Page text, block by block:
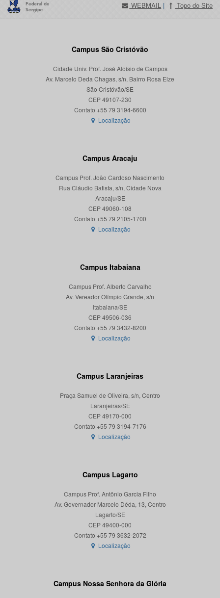
WEBMAIL | Topo do Site
Campus São Cristóvão
Cidade Univ. Prof. José Aloísio de Campos
Av. Marcelo Deda Chagas, s/n, Bairro Rosa Elze
São Cristóvão/SE
CEP 49107-230
Localização
Campus Aracaju
Campus Prof. João Cardoso Nascimento
Rua Cláudio Batista, s/n, Cidade Nova
Aracaju/SE
CEP 49060-108
Localização
Campus Itabaiana
Campus Prof. Alberto Carvalho
Av. Vereador Olímpio Grande, s/n
Itabaiana/SE
CEP 49506-036
Localização
Campus Laranjeiras
Praça Samuel de Oliveira, s/n, Centro
Laranjeiras/SE
CEP 49170-000
Localização
Campus Lagarto
Campus Prof. Antônio Garcia Filho
Av. Governador Marcelo Déda, 13, Centro
Lagarto/SE
CEP 49400-000
Localização
Campus Nossa Senhora da Glória